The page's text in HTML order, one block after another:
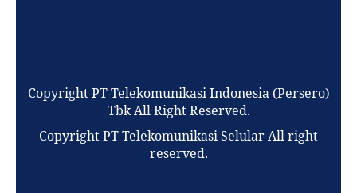
Copyright PT Telekomunikasi Indonesia (Persero)
Tbk All Right Reserved.
Copyright PT Telekomunikasi Selular All right
reserved.